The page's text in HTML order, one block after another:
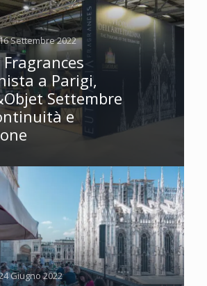
Settembre 2022
a Parigi,
Settembre
e
Giugno 2022